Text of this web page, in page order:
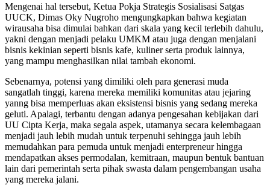
Mengenai hal tersebut, Ketua Pokja Strategis Sosialisasi Satgas
UUCK, Dimas Oky Nugroho mengungkapkan bahwa kegiatan
wirausaha bisa dimulai bahkan dari skala yang kecil terlebih dahulu,
yakni dengan menjadi pelaku UMKM atau juga dengan menjalani
bisnis kekinian seperti bisnis kafe, kuliner serta produk lainnya,
yang mampu menghasilkan nilai tambah ekonomi.
Sebenarnya, potensi yang dimiliki oleh para generasi muda
sangatlah tinggi, karena mereka memiliki komunitas atau jejaring
yanng bisa memperluas akan eksistensi bisnis yang sedang mereka
geluti. Apalagi, terbantu dengan adanya pengesahan kebijakan dari
UU Cipta Kerja, maka segala aspek, utamanya secara kelembagaan
menjadi jauh lebih mudah untuk terpenuhi sehingga jauh lebih
memudahkan para pemuda untuk menjadi enterpreneur hingga
mendapatkan akses permodalan, kemitraan, maupun bentuk bantuan
lain dari pemerintah serta pihak swasta dalam pengembangan usaha
yang mereka jalani.